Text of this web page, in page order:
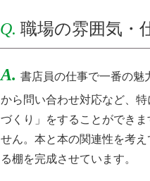
Q. 職場の雰囲気・
A. 書店員の仕事で一番の魅
から問い合わせ対応など、
づくり」をすることができ
せん。本と本の関連性を考
る棚を完成させています。